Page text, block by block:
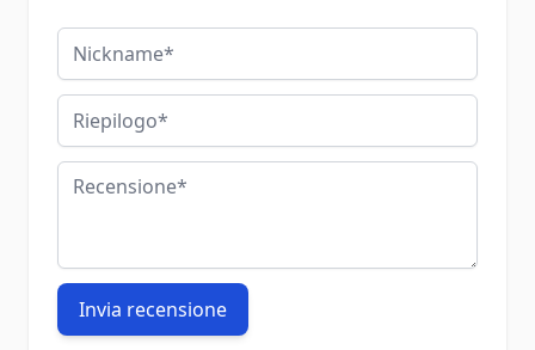
Nickname
Riepilogo
Recensione
Invia recensione